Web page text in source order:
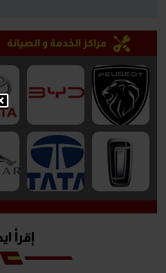
مراكز الخدمة و الصيانة
إقرأ